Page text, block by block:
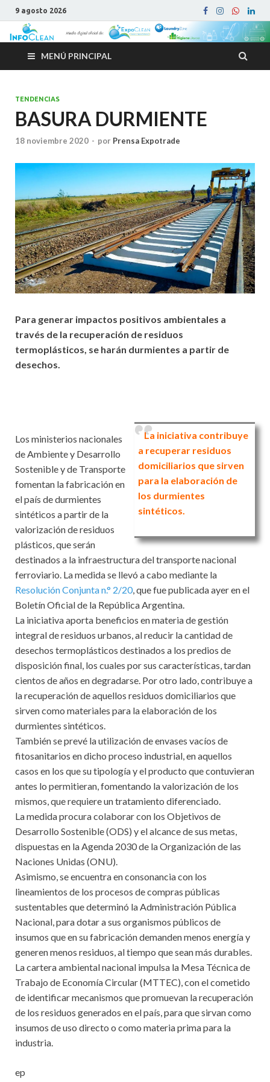
9 agosto 2026
MENÚ PRINCIPAL
TENDENCIAS
BASURA DURMIENTE
18 noviembre 2020 - por Prensa Expotrade
Para generar impactos positivos ambientales a
través de la recuperación de residuos
termoplásticos, se harán durmientes a partir de
desechos.
La iniciativa contribuye
a recuperar residuos
domiciliarios que sirven
para la elaboración de
los durmientes
sintéticos.
Los ministerios nacionales
de Ambiente y Desarrollo
Sostenible y de Transporte
fomentan la fabricación en
el país de durmientes
sintéticos a partir de la
valorización de residuos
plásticos, que serán
destinados a la infraestructura del transporte nacional
ferroviario. La medida se llevó a cabo mediante la
Resolución Conjunta n.° 2/20, que fue publicada ayer en el
Boletín Oficial de la República Argentina.
La iniciativa aporta beneficios en materia de gestión
integral de residuos urbanos, al reducir la cantidad de
desechos termoplásticos destinados a los predios de
disposición final, los cuales por sus características, tardan
cientos de años en degradarse. Por otro lado, contribuye a
la recuperación de aquellos residuos domiciliarios que
sirven como materiales para la elaboración de los
durmientes sintéticos.
También se prevé la utilización de envases vacíos de
fitosanitarios en dicho proceso industrial, en aquellos
casos en los que su tipología y el producto que contuvieran
antes lo permitieran, fomentando la valorización de los
mismos, que requiere un tratamiento diferenciado.
La medida procura colaborar con los Objetivos de
Desarrollo Sostenible (ODS) y el alcance de sus metas,
dispuestas en la Agenda 2030 de la Organización de las
Naciones Unidas (ONU).
Asimismo, se encuentra en consonancia con los
lineamientos de los procesos de compras públicas
sustentables que determinó la Administración Pública
Nacional, para dotar a sus organismos públicos de
insumos que en su fabricación demanden menos energía y
generen menos residuos, al tiempo que sean más durables.
La cartera ambiental nacional impulsa la Mesa Técnica de
Trabajo de Economía Circular (MTTEC), con el cometido
de identificar mecanismos que promuevan la recuperación
de los residuos generados en el país, para que sirvan como
insumos de uso directo o como materia prima para la
industria.
ep